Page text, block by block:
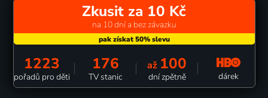
Zkusit za 10 Kč
na 10 dní a bez závazku
1223
pořadů pro děti
176
TV stanic
až 100
dní zpětně dárek